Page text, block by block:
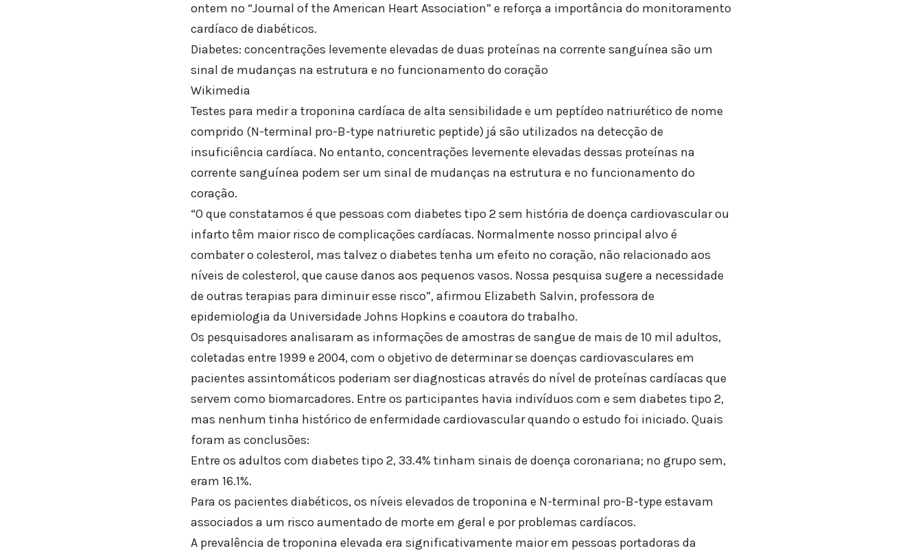
ontem no “Journal of the American Heart Association” e reforça a importância do monitoramento
cardíaco de diabéticos.
Diabetes: concentrações levemente elevadas de duas proteínas na corrente sanguínea são um
sinal de mudanças na estrutura e no funcionamento do coração
Wikimedia
Testes para medir a troponina cardíaca de alta sensibilidade e um peptídeo natriurético de nome
comprido (N-terminal pro-B-type natriuretic peptide) já são utilizados na detecção de
insuficiência cardíaca. No entanto, concentrações levemente elevadas dessas proteínas na
corrente sanguínea podem ser um sinal de mudanças na estrutura e no funcionamento do
coração.
“O que constatamos é que pessoas com diabetes tipo 2 sem história de doença cardiovascular ou
infarto têm maior risco de complicações cardíacas. Normalmente nosso principal alvo é
combater o colesterol, mas talvez o diabetes tenha um efeito no coração, não relacionado aos
níveis de colesterol, que cause danos aos pequenos vasos. Nossa pesquisa sugere a necessidade
de outras terapias para diminuir esse risco”, afirmou Elizabeth Salvin, professora de
epidemiologia da Universidade Johns Hopkins e coautora do trabalho.
Os pesquisadores analisaram as informações de amostras de sangue de mais de 10 mil adultos,
coletadas entre 1999 e 2004, com o objetivo de determinar se doenças cardiovasculares em
pacientes assintomáticos poderiam ser diagnosticas através do nível de proteínas cardíacas que
servem como biomarcadores. Entre os participantes havia indivíduos com e sem diabetes tipo 2,
mas nenhum tinha histórico de enfermidade cardiovascular quando o estudo foi iniciado. Quais
foram as conclusões:
Entre os adultos com diabetes tipo 2, 33.4% tinham sinais de doença coronariana; no grupo sem,
eram 16.1%.
Para os pacientes diabéticos, os níveis elevados de troponina e N-terminal pro-B-type estavam
associados a um risco aumentado de morte em geral e por problemas cardíacos.
A prevalência de troponina elevada era significativamente maior em pessoas portadoras da